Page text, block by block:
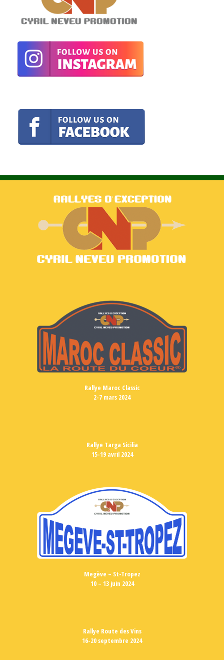
Rallye Maroc Classic
2-7 mars 2024
Rallye Targa Sicilia
15-19 avril 2024
Megève – St-Tropez
10 – 13 juin 2024
Rallye Route des Vins
16-20 septembre 2024